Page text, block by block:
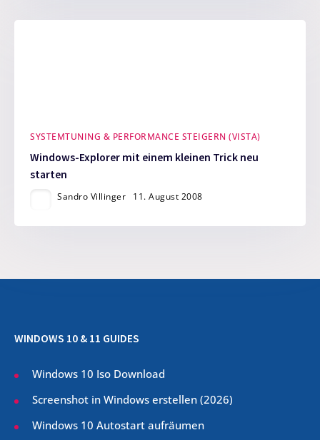
SYSTEMTUNING & PERFORMANCE STEIGERN (VISTA)
Windows-Explorer mit einem kleinen Trick neu
starten
Sandro Villinger 11. August 2008
WINDOWS 10 & 11 GUIDES
Windows 10 Iso Download
Screenshot in Windows erstellen (2026)
Windows 10 Autostart aufräumen